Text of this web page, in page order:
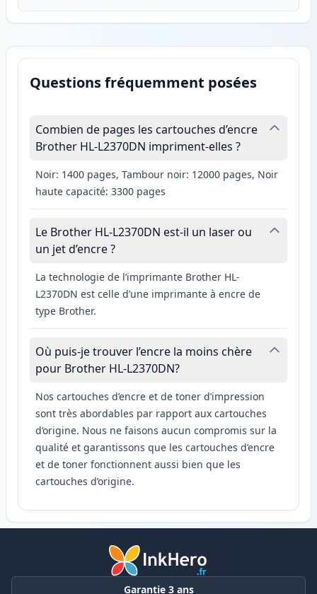
Questions fréquemment posées
Combien de pages les cartouches d’encre
Brother HL-L2370DN impriment-elles ?
Noir: 1400 pages, Tambour noir: 12000 pages, Noir
haute capacité: 3300 pages
Le Brother HL-L2370DN est-il un laser ou
un jet d’encre ?
La technologie de l’imprimante Brother HL-
L2370DN est celle d’une imprimante à encre de
type Brother.
Où puis-je trouver l’encre la moins chère
pour Brother HL-L2370DN?
Nos cartouches d’encre et de toner d’impression
sont très abordables par rapport aux cartouches
d’origine. Nous ne faisons aucun compromis sur la
qualité et garantissons que les cartouches d’encre
et de toner fonctionnent aussi bien que les
cartouches d’origine.
Garantie 3 ans